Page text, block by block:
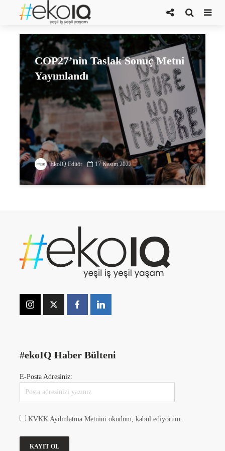
kömür enerjisi
COP27’nin Taslak Sonuç Metni
Yayımlandı
EkoIQ Editör 17 Kasım 2022
#ekoIQ Haber Bülteni
E-Posta Adresiniz:
KVKK Aydınlatma Metnini okudum, kabul ediyorum.